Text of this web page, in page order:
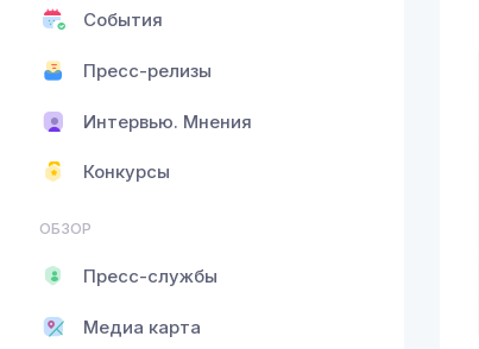
События
Пресс-релизы
Интервью. Мнения
Конкурсы
ОБЗОР
Пресс-службы
Медиа карта